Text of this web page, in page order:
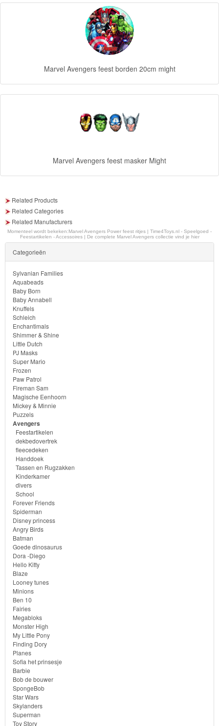
Goede
Hello
Ben
10
Fairies
Megabloks
Monster
High
My
Little
Pony
Finding
Dory
Planes
Sofia
het
prinsesje
Barbie
Bob
de
bouwer
SpongeBob
Star
Wars
Skylanders
Superman
Toy
Story
Trolls
Turtles
Marvel Avengers feest borden 20cm might
Marvel Avengers feest masker Might
Related Products
Related Categories
Related Manufacturers
Momenteel wordt bekeken:Marvel Avengers Power feest ritjes | Time4Toys.nl - Speelgoed -
Feestartikelen - Accessoires | De complete Marvel Avengers collectie vind je hier
Categorieën
Sylvanian Families
Aquabeads
Baby Born
Baby Annabell
Knuffels
Schleich
Enchantimals
Shimmer & Shine
Little Dutch
PJ Masks
Super Mario
Frozen
Paw Patrol
Fireman Sam
Magische Eenhoorn
Mickey & Minnie
Puzzels
Avengers
Feestartikelen
dekbedovertrek
fleecedeken
Handdoek
Tassen en Rugzakken
Kinderkamer
divers
School
Forever Friends
Spiderman
Disney princess
Angry Birds
Batman
Goede dinosaurus
Dora -Diego
Hello Kitty
Blaze
Looney tunes
Minions
Ben 10
Fairies
Megabloks
Monster High
My Little Pony
Finding Dory
Planes
Sofia het prinsesje
Barbie
Bob de bouwer
SpongeBob
Star Wars
Skylanders
Superman
Toy Story